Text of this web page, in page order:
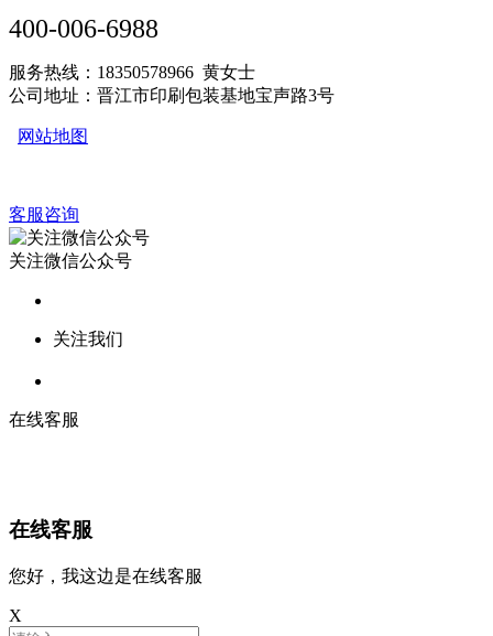
400-006-6988
服务热线：18350578966 黄女士
公司地址：晋江市印刷包装基地宝声路3号
网站地图
客服咨询
关注微信公众号
关注我们
在线客服
在线客服
您好，我这边是在线客服
X